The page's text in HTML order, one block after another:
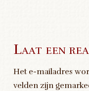
Laat een
Het e-mailadres
velden zijn